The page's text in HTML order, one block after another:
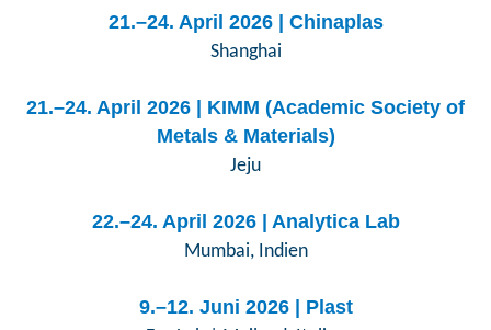
21.–24. April 2026 | Chinaplas
Shanghai
21.–24. April 2026 | KIMM (Academic Society of
Metals & Materials)
Jeju
22.–24. April 2026 | Analytica Lab
Mumbai, Indien
9.–12. Juni 2026 | Plast